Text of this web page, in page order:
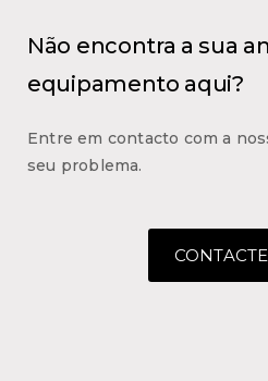
Não encontra a sua
equipamento aqui?
Entre em contacto com a
seu problema.